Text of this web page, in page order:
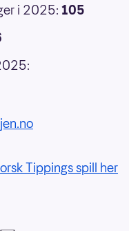
i 2025: 105
Tippings spill her